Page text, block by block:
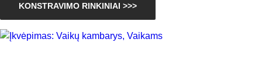
KONSTRAVIMO RINKINIAI >>>